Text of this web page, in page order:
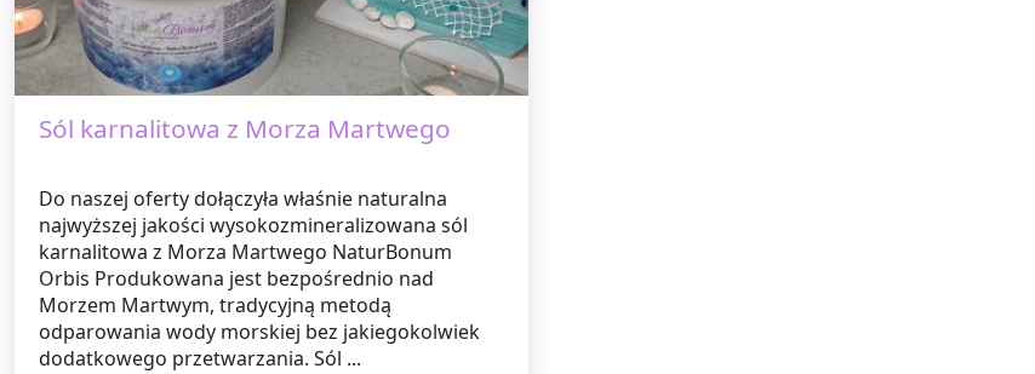
Sól karnalitowa z Morza Martwego
Do naszej oferty dołączyła właśnie naturalna
najwyższej jakości wysokozmineralizowana sól
karnalitowa z Morza Martwego NaturBonum
Orbis Produkowana jest bezpośrednio nad
Morzem Martwym, tradycyjną metodą
odparowania wody morskiej bez jakiegokolwiek
dodatkowego przetwarzania. Sól ...